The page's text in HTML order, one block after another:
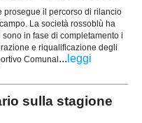
prosegue il percorso di rilancio
La società rossoblù ha
in fase di completamento i
e riqualificazione degli
Comunal ... leggi
sulla stagione